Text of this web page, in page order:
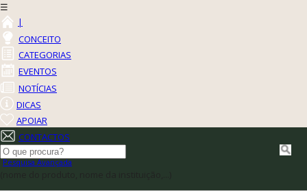
☰
|
CONCEITO
CATEGORIAS
EVENTOS
NOTÍCIAS
DICAS
APOIAR
CONTACTOS
Pesquisa Avançada